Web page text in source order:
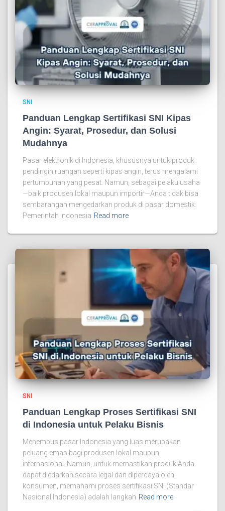
SNI
Panduan Lengkap Sertifikasi SNI Kipas
Angin: Syarat, Prosedur, dan Solusi
Mudahnya
Pasar elektronik di Indonesia, khususnya untuk produk
pendingin ruangan seperti kipas angin, terus mengalami
pertumbuhan yang pesat. Namun, sebagai pelaku usaha
—baik produsen lokal maupun importir—Anda tidak bisa
sembarangan mengedarkan produk di pasar domestik.
Pemerintah Indonesia Read more
SNI
Panduan Lengkap Proses Sertifikasi SNI
di Indonesia untuk Pelaku Bisnis
Menembus pasar Indonesia yang luas merupakan
peluang emas bagi produsen lokal maupun
internasional. Namun, untuk memastikan produk Anda
dapat diedarkan secara legal dan dipercaya oleh
konsumen, memahami proses sertifikasi SNI (Standar
Nasional Indonesia) adalah langkah Read more